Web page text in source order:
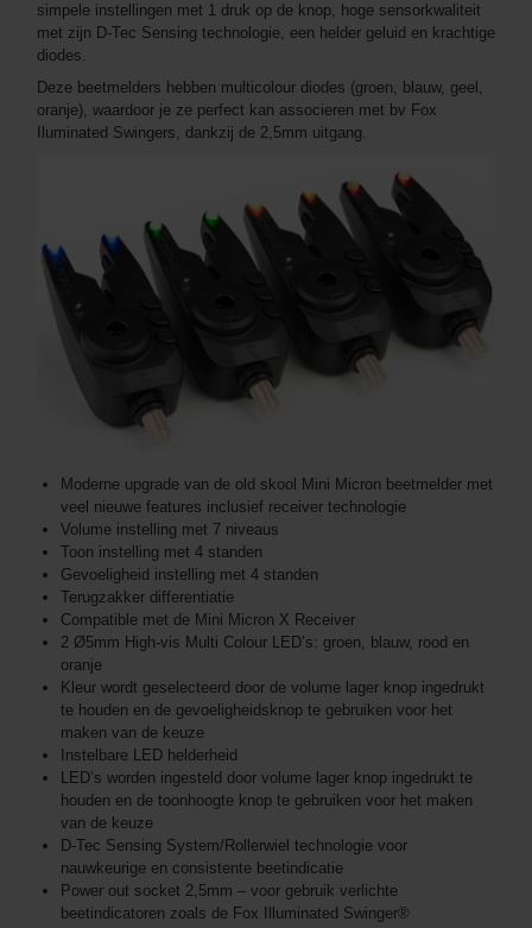
simpele instellingen met 1 druk op de knop, hoge sensorkwaliteit
met zijn D-Tec Sensing technologie, een helder geluid en krachtige
diodes.
Deze beetmelders hebben multicolour diodes (groen, blauw, geel,
oranje), waardoor je ze perfect kan associeren met bv Fox
Iluminated Swingers, dankzij de 2,5mm uitgang.
Moderne upgrade van de old skool Mini Micron beetmelder met
veel nieuwe features inclusief receiver technologie
Volume instelling met 7 niveaus
Toon instelling met 4 standen
Gevoeligheid instelling met 4 standen
Terugzakker differentiatie
Compatible met de Mini Micron X Receiver
2 Ø5mm High-vis Multi Colour LED’s: groen, blauw, rood en
oranje
Kleur wordt geselecteerd door de volume lager knop ingedrukt
te houden en de gevoeligheidsknop te gebruiken voor het
maken van de keuze
Instelbare LED helderheid
LED’s worden ingesteld door volume lager knop ingedrukt te
houden en de toonhoogte knop te gebruiken voor het maken
van de keuze
D-Tec Sensing System/Rollerwiel technologie voor
nauwkeurige en consistente beetindicatie
Power out socket 2,5mm – voor gebruik verlichte
beetindicatoren zoals de Fox Illuminated Swinger®